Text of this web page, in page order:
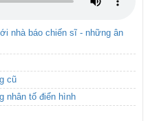
nhà báo chiến sĩ - những ân
cũ
nhân tố điển hình